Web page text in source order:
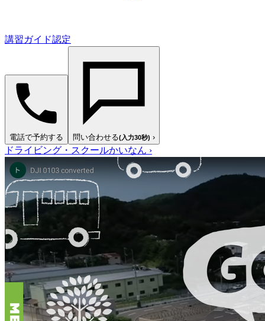
講習ガイド認定
電話で予約する 問い合わせる(入力30秒) ›
ドライビング・スクールかいなん ›